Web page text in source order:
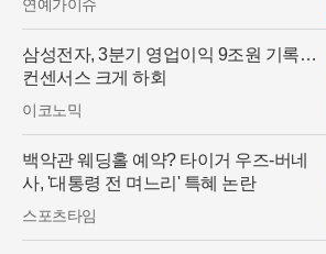
연예가이슈
삼성전자, 3분기 영업이익 9조원 기록…
컨센서스 크게 하회
이코노믹
백악관 웨딩홀 예약? 타이거 우즈-버네
사, '대통령 전 며느리' 특혜 논란
스포츠타임